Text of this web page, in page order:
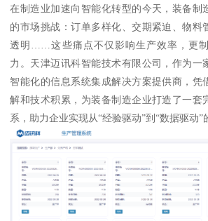
在制造业加速向智能化转型的今天，装备制
的市场挑战：订单多样化、交期紧迫、物料
透明……这些痛点不仅影响生产效率，更
力。天津迈讯科智能技术有限公司，作为一
智能化的信息系统集成解决方案提供商，凭
解和技术积累，为装备制造企业打造了一套
系，助力企业实现从“经验驱动”到“数据驱动”